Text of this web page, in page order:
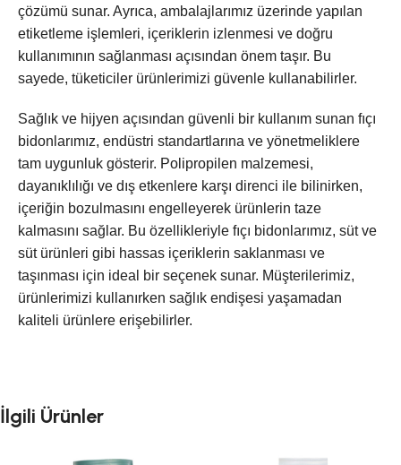
çözümü sunar. Ayrıca, ambalajlarımız üzerinde yapılan
etiketleme işlemleri, içeriklerin izlenmesi ve doğru
kullanımının sağlanması açısından önem taşır. Bu
sayede, tüketiciler ürünlerimizi güvenle kullanabilirler.
Sağlık ve hijyen açısından güvenli bir kullanım sunan fıçı
bidonlarımız, endüstri standartlarına ve yönetmeliklere
tam uygunluk gösterir. Polipropilen malzemesi,
dayanıklılığı ve dış etkenlere karşı direnci ile bilinirken,
içeriğin bozulmasını engelleyerek ürünlerin taze
kalmasını sağlar. Bu özellikleriyle fıçı bidonlarımız, süt ve
süt ürünleri gibi hassas içeriklerin saklanması ve
taşınması için ideal bir seçenek sunar. Müşterilerimiz,
ürünlerimizi kullanırken sağlık endişesi yaşamadan
kaliteli ürünlere erişebilirler.
İlgili Ürünler